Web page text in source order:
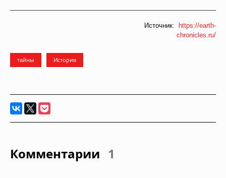
Источник: https://earth-
chronicles.ru/
тайны История
Комментарии 1